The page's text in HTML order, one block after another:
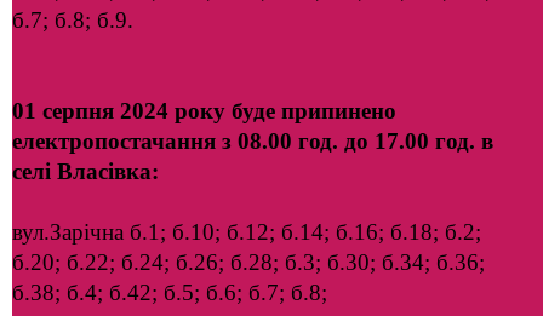
б.7; б.8; б.9.
01 серпня 2024 року буде припинено
електропостачання з 08.00 год. до 17.00 год. в
селі Власівка:
вул.Зарічна б.1; б.10; б.12; б.14; б.16; б.18; б.2;
б.20; б.22; б.24; б.26; б.28; б.3; б.30; б.34; б.36;
б.38; б.4; б.42; б.5; б.6; б.7; б.8;